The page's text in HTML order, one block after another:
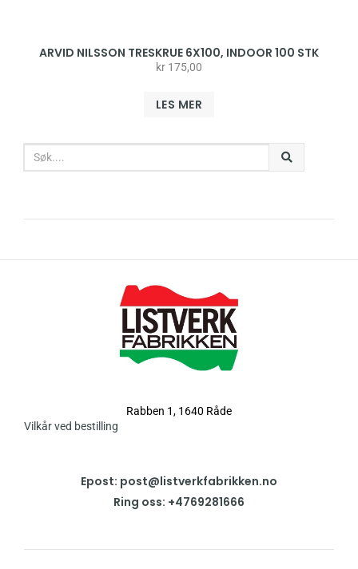
ARVID NILSSON TRESKRUE 6X100, INDOOR 100 STK
kr 175,00
LES MER
Rabben 1, 1640 Råde
Vilkår ved bestilling
Epost: post@listverkfabrikken.no
Ring oss: +4769281666